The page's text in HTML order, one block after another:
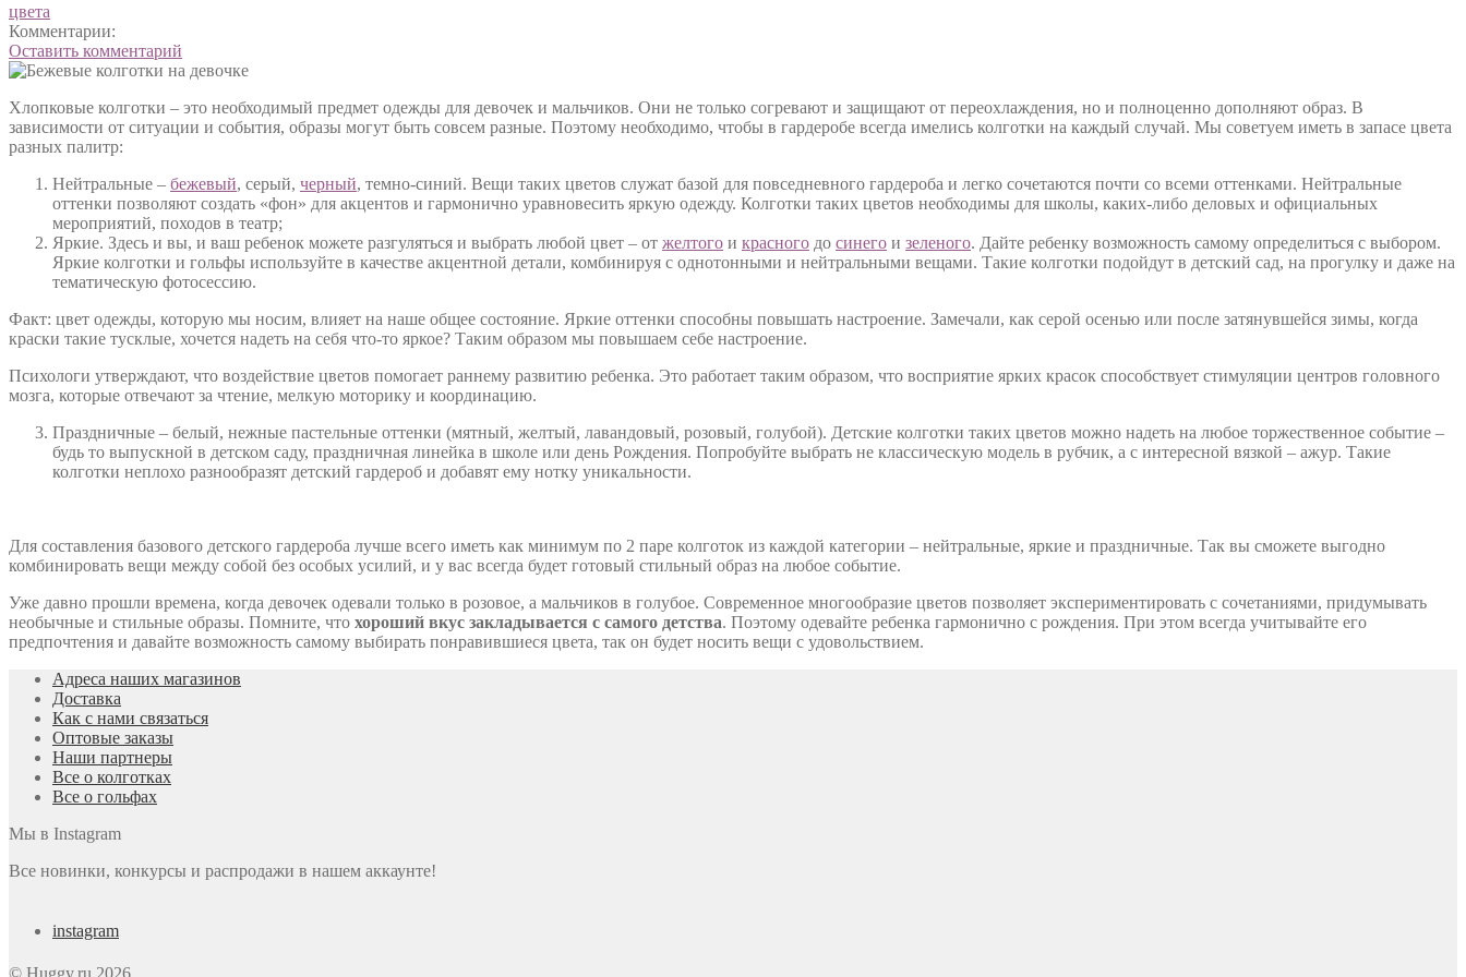
цвета
Комментарии:
Оставить комментарий
Хлопковые колготки – это необходимый предмет одежды для девочек и мальчиков. Они не только согревают и защищают от переохлаждения, но и полноценно дополняют образ. В
зависимости от ситуации и события, образы могут быть совсем разные. Поэтому необходимо, чтобы в гардеробе всегда имелись колготки на каждый случай. Мы советуем иметь в запасе цвета
разных палитр:
Нейтральные – бежевый, серый, черный, темно-синий. Вещи таких цветов служат базой для повседневного гардероба и легко сочетаются почти со всеми оттенками. Нейтральные
оттенки позволяют создать «фон» для акцентов и гармонично уравновесить яркую одежду. Колготки таких цветов необходимы для школы, каких-либо деловых и официальных
мероприятий, походов в театр;
Яркие. Здесь и вы, и ваш ребенок можете разгуляться и выбрать любой цвет – от желтого и красного до синего и зеленого. Дайте ребенку возможность самому определиться с выбором.
Яркие колготки и гольфы используйте в качестве акцентной детали, комбинируя с однотонными и нейтральными вещами. Такие колготки подойдут в детский сад, на прогулку и даже на
тематическую фотосессию.
Факт: цвет одежды, которую мы носим, влияет на наше общее состояние. Яркие оттенки способны повышать настроение. Замечали, как серой осенью или после затянувшейся зимы, когда
краски такие тусклые, хочется надеть на себя что-то яркое? Таким образом мы повышаем себе настроение.
Психологи утверждают, что воздействие цветов помогает раннему развитию ребенка. Это работает таким образом, что восприятие ярких красок способствует стимуляции центров головного
мозга, которые отвечают за чтение, мелкую моторику и координацию.
Праздничные – белый, нежные пастельные оттенки (мятный, желтый, лавандовый, розовый, голубой). Детские колготки таких цветов можно надеть на любое торжественное событие –
будь то выпускной в детском саду, праздничная линейка в школе или день Рождения. Попробуйте выбрать не классическую модель в рубчик, а с интересной вязкой – ажур. Такие
колготки неплохо разнообразят детский гардероб и добавят ему нотку уникальности.
Для составления базового детского гардероба лучше всего иметь как минимум по 2 паре колготок из каждой категории – нейтральные, яркие и праздничные. Так вы сможете выгодно
комбинировать вещи между собой без особых усилий, и у вас всегда будет готовый стильный образ на любое событие.
Уже давно прошли времена, когда девочек одевали только в розовое, а мальчиков в голубое. Современное многообразие цветов позволяет экспериментировать с сочетаниями, придумывать
необычные и стильные образы. Помните, что хороший вкус закладывается с самого детства. Поэтому одевайте ребенка гармонично с рождения. При этом всегда учитывайте его
предпочтения и давайте возможность самому выбирать понравившиеся цвета, так он будет носить вещи с удовольствием.
Адреса наших магазинов
Доставка
Как с нами связаться
Оптовые заказы
Наши партнеры
Все о колготках
Все о гольфах
Мы в Instagram
Все новинки, конкурсы и распродажи в нашем аккаунте!
instagram
© Huggy.ru 2026